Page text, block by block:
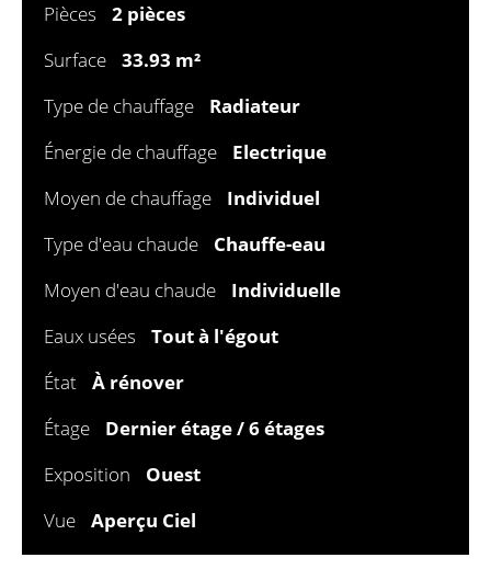
Pièces
2 pièces
Surface
33.93 m²
Type de chauffage
Radiateur
Énergie de chauffage
Electrique
Moyen de chauffage
Individuel
Type d'eau chaude
Chauffe-eau
Moyen d'eau chaude
Individuelle
Eaux usées
Tout à l'égout
État
À rénover
Étage
Dernier étage / 6 étages
Exposition
Ouest
Vue
Aperçu Ciel